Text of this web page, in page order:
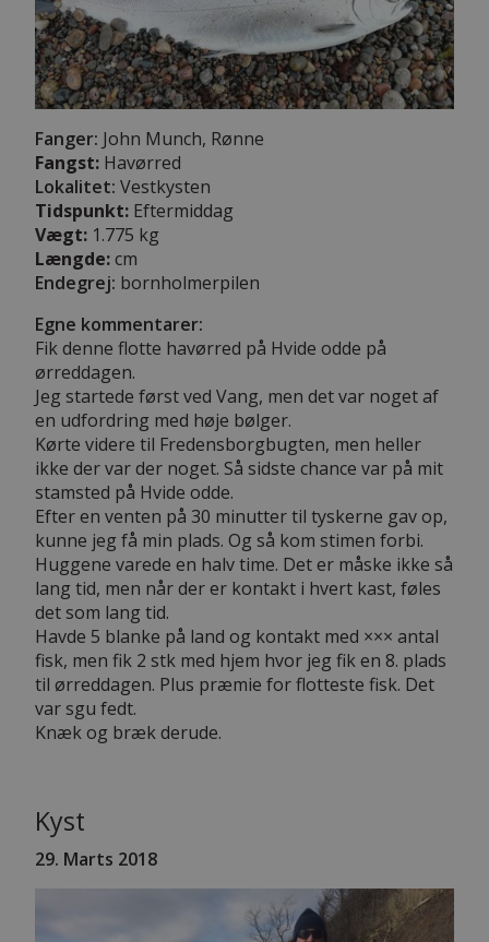
Fanger: John Munch, Rønne
Fangst: Havørred
Lokalitet: Vestkysten
Tidspunkt: Eftermiddag
Vægt: 1.775 kg
Længde:cm
Endegrej: bornholmerpilen
Egne kommentarer:
Fik denne flotte havørred på Hvide odde på
ørreddagen.
Jeg startede først ved Vang, men det var noget af
en udfordring med høje bølger.
Kørte videre til Fredensborgbugten, men heller
ikke der var der noget. Så sidste chance var på mit
stamsted på Hvide odde.
Efter en venten på 30 minutter til tyskerne gav op,
kunne jeg få min plads. Og så kom stimen forbi.
Huggene varede en halv time. Det er måske ikke så
lang tid, men når der er kontakt i hvert kast, føles
det som lang tid.
Havde 5 blanke på land og kontakt med ××× antal
fisk, men fik 2 stk med hjem hvor jeg fik en 8. plads
til ørreddagen. Plus præmie for flotteste fisk. Det
var sgu fedt.
Knæk og bræk derude.
Kyst
29. Marts 2018